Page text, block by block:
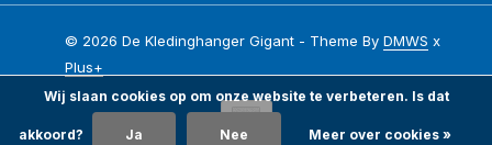
© 2026 De Kledinghanger Gigant - Theme ByDMWS x
Plus+
Wij slaan cookies op om onze website te verbeteren. Is dat
akkoord? Ja Nee Meer over cookies »